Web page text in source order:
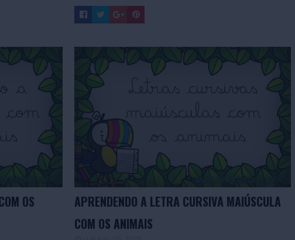
OS
APRENDENDO A LETRA CURSIVA MAIÚSCULA
COM OS ANIMAIS